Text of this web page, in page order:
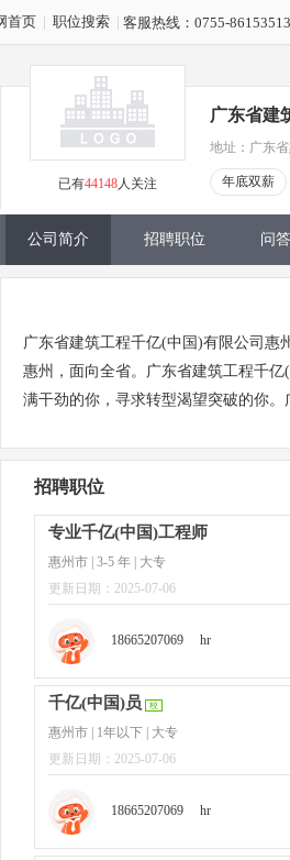
首页 | 职位搜索 | 客服热线：0755-
已有44148人关注
广东省建
地址：广东
年底双薪
公司简介 招聘职位 问答
广东省建筑工程千亿(中国)有限公司惠
惠州，面向全省。广东省建筑工程千
满干劲的你，寻求转型渴望突破的你
招聘职位
专业千亿(中国)工程师
惠州市 | 3-5 年 | 大专
更新日期：2025-07-06
18665207069 hr
千亿(中国)员 校
惠州市 | 1年以下 | 大专
更新日期：2025-07-06
18665207069 hr